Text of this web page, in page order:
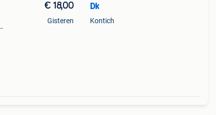
€ 18,00
Gisteren
Dk
Kontich